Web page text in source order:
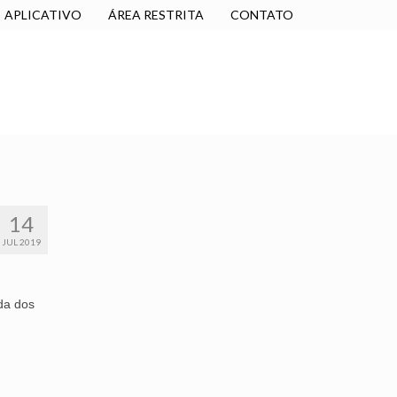
APLICATIVO ÁREA RESTRITA CONTATO
14
JUL 2019
dos